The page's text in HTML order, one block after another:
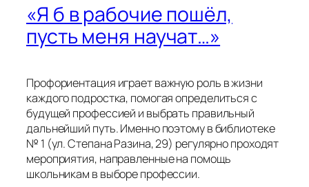
«Я б в рабочие пошёл,
пусть меня научат…»
Профориентация играет важную роль в жизни
каждого подростка, помогая определиться с
будущей профессией и выбрать правильный
дальнейший путь. Именно поэтому в библиотеке
№ 1 (ул. Степана Разина, 29) регулярно проходят
мероприятия, направленные на помощь
школьникам в выборе профессии.